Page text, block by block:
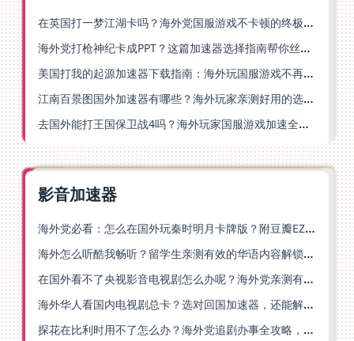
在英国打一梦江湖卡吗？海外党国服游戏不卡顿的终极解法
海外党打枪神纪卡成PPT？这篇加速器选择指南帮你丝滑上分
美国打我的起源加速器下载指南：海外玩国服游戏不再卡的终极方案
江南百景图国外加速器有哪些？海外玩家亲测好用的选择与避坑指南
去国外能打王国保卫战4吗？海外玩家国服游戏加速全攻略（附公主连结幻想江湖实测）
影音加速器
海外党必看：怎么在国外玩秦时明月卡牌版？附豆瓣EZCast地区限制破解法
海外怎么听酷我畅听？留学生亲测有效的华语内容解锁指南
在国外看不了央视影音电视剧怎么办呢？海外党亲测有效的回国加速方案
海外华人看国内电视剧总卡？选对回国加速器，还能解决菲律宾打不开反诈中心的问题
探花在比利时用不了怎么办？海外党追剧办事全攻略，选对加速器就够了